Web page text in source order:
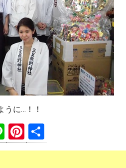
うに…！！
Li
n
Pi
nt 有